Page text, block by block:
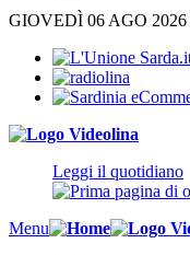
GIOVEDÌ 06 AGO 2026
Leggi il quotidiano
Menu